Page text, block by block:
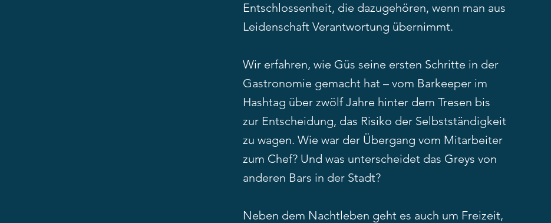
Entschlossenheit, die dazugehören, wenn man aus
Leidenschaft Verantwortung übernimmt.
Wir erfahren, wie Güs seine ersten Schritte in der
Gastronomie gemacht hat – vom Barkeeper im
Hashtag über zwölf Jahre hinter dem Tresen bis
zur Entscheidung, das Risiko der Selbstständigkeit
zu wagen. Wie war der Übergang vom Mitarbeiter
zum Chef? Und was unterscheidet das Greys von
anderen Bars in der Stadt?
Neben dem Nachtleben geht es auch um Freizeit,